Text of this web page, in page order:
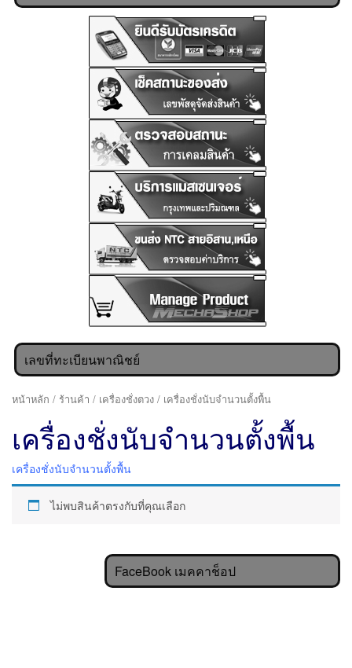
เลขที่ทะเบียนพาณิชย์
หน้าหลัก / ร้านค้า / เครื่องชั่งตวง / เครื่องชั่งนับจำนวนตั้งพื้น
เครื่องชั่งนับจำนวนตั้งพื้น
เครื่องชั่งนับจำนวนตั้งพื้น
ไม่พบสินค้าตรงกับที่คุณเลือก
FaceBook เมคคาช็อป